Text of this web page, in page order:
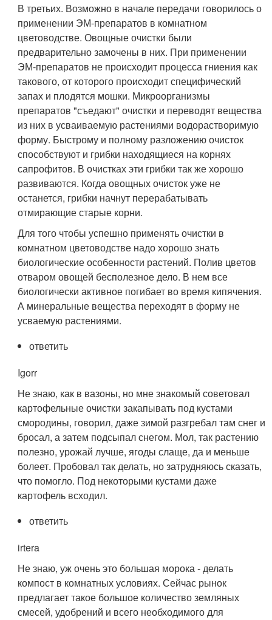
В третьих. Возможно в начале передачи говорилось о
применении ЭМ-препаратов в комнатном
цветоводстве. Овощные очистки были
предварительно замочены в них. При применении
ЭМ-препаратов не происходит процесса гниения как
такового, от которого происходит специфический
запах и плодятся мошки. Микроорганизмы
препаратов "съедают" очистки и переводят вещества
из них в усваиваемую растениями водорастворимую
форму. Быстрому и полному разложению очисток
способствуют и грибки находящиеся на корнях
сапрофитов. В очистках эти грибки так же хорошо
развиваются. Когда овощных очисток уже не
останется, грибки начнут перерабатывать
отмирающие старые корни.
Для того чтобы успешно применять очистки в
комнатном цветоводстве надо хорошо знать
биологические особенности растений. Полив цветов
отваром овощей бесполезное дело. В нем все
биологически активное погибает во время кипячения.
А минеральные вещества переходят в форму не
усваемую растениями.
ответить
Igorr
Не знаю, как в вазоны, но мне знакомый советовал
картофельные очистки закапывать под кустами
смородины, говорил, даже зимой разгребал там снег и
бросал, а затем подсыпал снегом. Мол, так растению
полезно, урожай лучше, ягоды слаще, да и меньше
болеет. Пробовал так делать, но затрудняюсь сказать,
что помогло. Под некоторыми кустами даже
картофель всходил.
ответить
irtera
Не знаю, уж очень это большая морока - делать
компост в комнатных условиях. Сейчас рынок
предлагает такое большое количество земляных
смесей, удобрений и всего необходимого для